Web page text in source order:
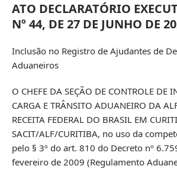
ATO DECLARATÓRIO
Nº 44, DE 27 DE JUNHO DE
Inclusão no Registro de Ajudantes de
Aduaneiros
O CHEFE DA SEÇÃO DE CONTROLE DE
CARGA E TRÂNSITO ADUANEIRO DA
RECEITA FEDERAL DO BRASIL EM
SACIT/ALF/CURITIBA, no uso da
pelo § 3º do art. 810 do Decreto nº
fevereiro de 2009 (Regulamento